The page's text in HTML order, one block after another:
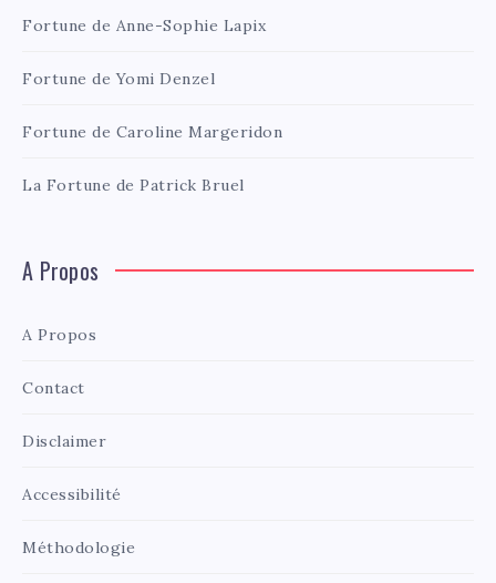
Fortune de Anne-Sophie Lapix
Fortune de Yomi Denzel
Fortune de Caroline Margeridon
La Fortune de Patrick Bruel
A Propos
A Propos
Contact
Disclaimer
Accessibilité
Méthodologie